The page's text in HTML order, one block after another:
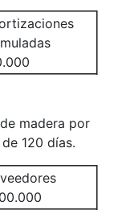
madera por
120 días.